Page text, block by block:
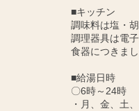
■キッチン
調味料は塩・
調理器具は電
食器につきま
■給湯日時
〇6時～24時
・月、金、土